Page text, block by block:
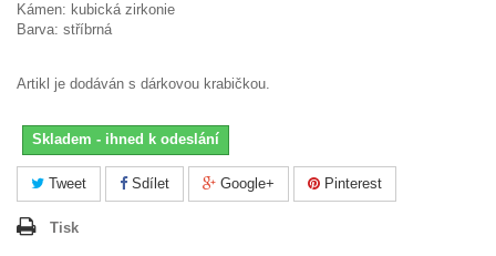
Kámen: kubická zirkonie
Barva: stříbrná
Artikl je dodáván s dárkovou krabičkou.
Skladem - ihned k odeslání
Tweet Sdílet Google+ Pinterest
Tisk